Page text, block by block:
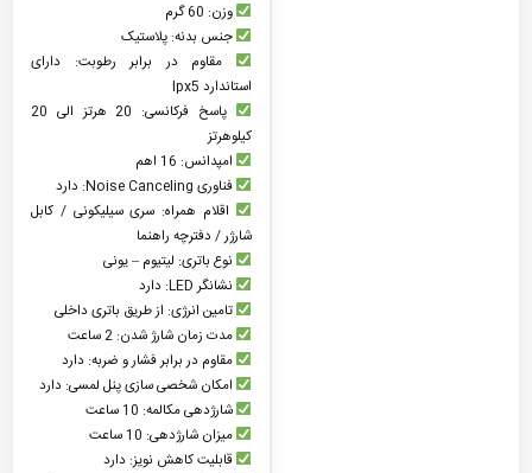
وزن: 60 گرم
جنس بدنه: پلاستیک
مقاوم در برابر رطوبت: دارای
استاندارد Ipx5
پاسخ فرکانسی: 20 هرتز الی 20
کیلوهرتز
امپدانس: 16 اهم
فناوری Noise Canceling: دارد
اقلام همراه: سری سیلیکونی / کابل
شارژر / دفترچه راهنما
نوع باتری: لیتیوم – یونی
نشانگر LED: دارد
تامین انرژی: از طریق باتری داخلی
مدت زمان شارژ شدن: 2 ساعت
مقاوم در برابر فشار و ضربه: دارد
امکان شخصی سازی پنل لمسی: دارد
شارژدهی مکالمه: 10 ساعت
میزان شارژدهی: 10 ساعت
قابلیت کاهش نویز: دارد